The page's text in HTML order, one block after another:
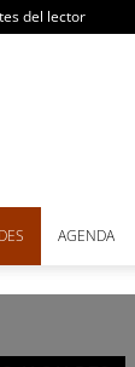
del lector
AGENDA